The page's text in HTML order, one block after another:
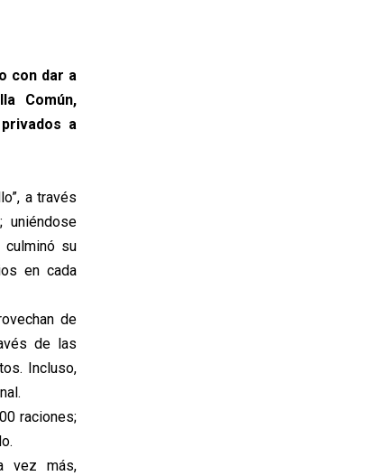
con dar a
Común,
a
a través
uniéndose
su
en cada
de
de las
Incluso,
raciones;
vez más,